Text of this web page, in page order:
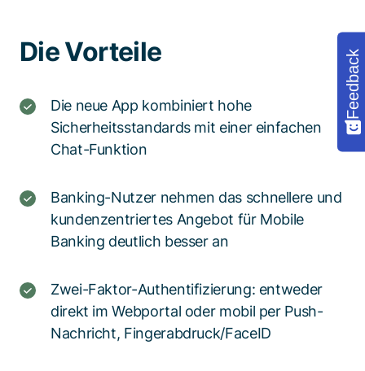
Die Vorteile
Die neue App kombiniert hohe
Sicherheitsstandards mit einer einfachen
Chat-Funktion
Banking-Nutzer nehmen das schnellere und
kundenzentriertes Angebot für Mobile
Banking deutlich besser an
Zwei-Faktor-Authentifizierung: entweder
direkt im Webportal oder mobil per Push-
Nachricht, Fingerabdruck/FaceID
Feedback